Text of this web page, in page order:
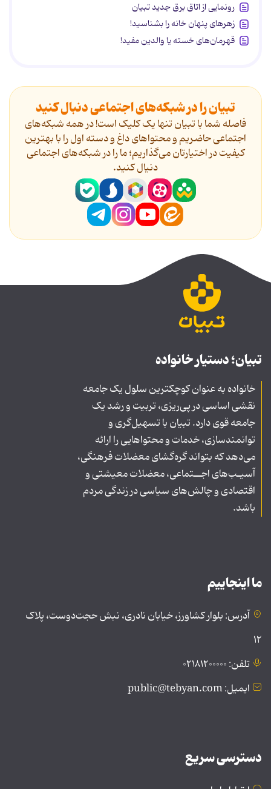
رونمایی از اتاق برق جدید تبیان
زهرهای پنهان خانه را بشناسید!
قهرمان‌های خسته یا والدین مفید!
تبیان را در شبکه‌های اجتماعی دنبال کنید
فاصله شما با تبیان تنها یک کلیک است! در همه شبکه‌های
اجتماعی حاضریم و محتواهای داغ و دسته اول را با بهترین
کیفیت در اختیارتان می‌گذاریم؛ ما را در شبکه‌های اجتماعی
دنیال کنید.
تبیان؛ دستیار خانواده
خانواده به عنوان کوچکترین سلول یک جامعه
نقشی اساسی در پی‌ریزی، تربیت و رشد یک
جامعه قوی دارد. تبیان با تسهیل‌گری و
توانمندسازی، خدمات و محتواهایی را ارائه
می‌دهد که بتواند گره‌گشای معضلات فرهنگی،
آسیـب‌های اجــتماعی، معضلات معیشتی و
اقتصادی و چالش‌های سیاسی در زندگی مردم
باشد.
ما اینجاییم
آدرس: بلوار کشاورز، خیابان نادری، نبش حجت‌دوست، پلاک
۱۲
تلفن: ۰۲۱۸۱۲۰۰۰۰۰
ایمیل: public@tebyan.com
دسترسی سریع